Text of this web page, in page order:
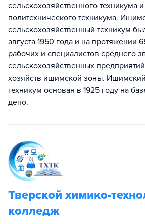
сельскохозяйственного техникума
политехнического техникума.
сельскохозяйственный техникум
августа 1950 года и на протяжении
рабочих и специалистов среднего
сельскохозяйственных
хозяйств ишимской зоны.
техникум основан в 1925 году на
депо.
Тверской химико-
колледж